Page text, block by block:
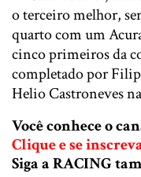
o terceiro melhor,
quarto com um
cinco primeiros da
completado por
Helio Castroneves
Você conhece o
Clique e se
Siga a RACING